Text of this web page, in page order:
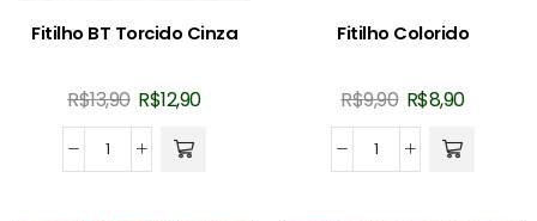
Fitilho BT Torcido Cinza
R$13,90 O
preço
original
R$12,90O
Fitilho
Fitilho Colorido
R$9,90 O
preço
original
R$8,90O
Fitilho